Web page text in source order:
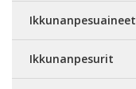
Ikkunanpesuaineet
Ikkunanpesurit